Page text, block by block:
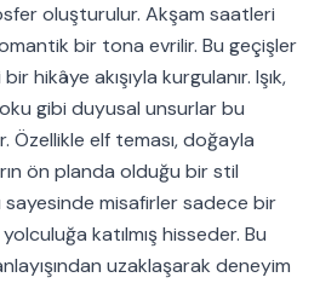
oluşturulur. Akşam saatleri
bir tona evrilir. Bu geçişler
hikâye akışıyla kurgulanır. Işık,
gibi duyusal unsurlar bu
Özellikle elf teması, doğayla
ön planda olduğu bir stil
sayesinde misafirler sadece bir
katılmış hisseder. Bu
uzaklaşarak deneyim